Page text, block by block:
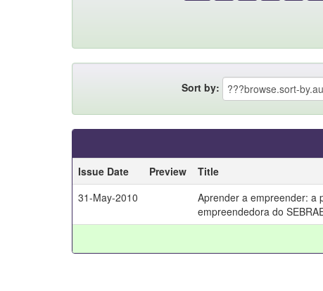
Sort by:
Issue Date
Preview Title
31-May-2010
Aprender a empreender: a
empreendedora do